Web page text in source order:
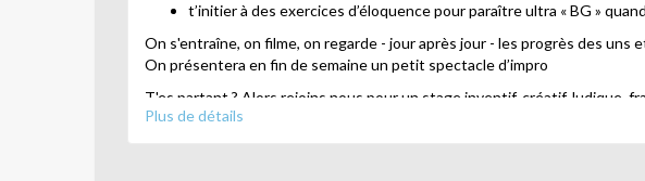
t’initier à des exercices d’éloquence pour paraître ultra « BG »
On s'entraîne, on filme, on regarde - jour après jour - les progrès des uns
On présentera en fin de semaine un petit spectacle d’impro
T'es partant ? Alors rejoins nous pour un stage inventif, créatif, ludique,
Plus de détails